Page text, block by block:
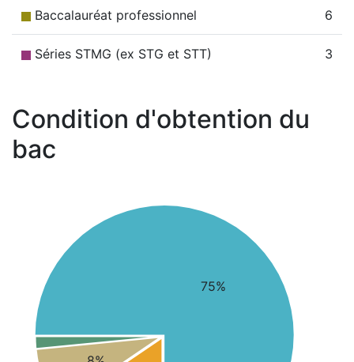
Baccalauréat professionnel 6
Séries STMG (ex STG et STT) 3
Condition d'obtention du
bac
75%